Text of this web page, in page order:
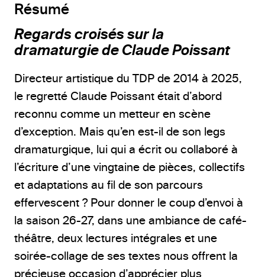
Résumé
Regards croisés sur la
dramaturgie de Claude Poissant
Directeur artistique du TDP de 2014 à 2025,
le regretté Claude Poissant était d’abord
reconnu comme un metteur en scène
d’exception. Mais qu’en est-il de son legs
dramaturgique, lui qui a écrit ou collaboré à
l’écriture d’une vingtaine de pièces, collectifs
et adaptations au fil de son parcours
effervescent ? Pour donner le coup d’envoi à
la saison 26-27, dans une ambiance de café-
théâtre, deux lectures intégrales et une
soirée-collage de ses textes nous offrent la
précieuse occasion d’apprécier plus